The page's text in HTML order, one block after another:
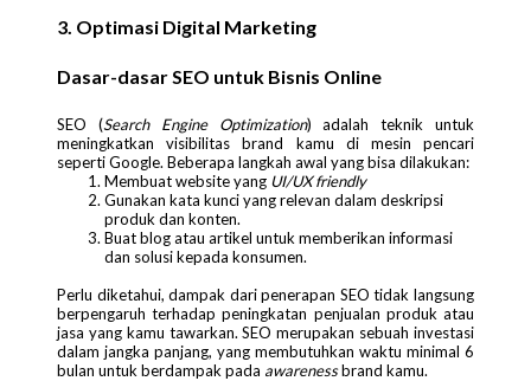
3. Optimasi Digital Marketing
Dasar-dasar SEO untuk Bisnis Online
SEO (Search Engine Optimization) adalah teknik untuk
meningkatkan visibilitas brand kamu di mesin pencari
seperti Google. Beberapa langkah awal yang bisa dilakukan:
Membuat website yang UI/UX friendly
Gunakan kata kunci yang relevan dalam deskripsi
produk dan konten.
Buat blog atau artikel untuk memberikan informasi
dan solusi kepada konsumen.
Perlu diketahui, dampak dari penerapan SEO tidak langsung
berpengaruh terhadap peningkatan penjualan produk atau
jasa yang kamu tawarkan. SEO merupakan sebuah investasi
dalam jangka panjang, yang membutuhkan waktu minimal 6
bulan untuk berdampak pada awarenessbrand kamu.